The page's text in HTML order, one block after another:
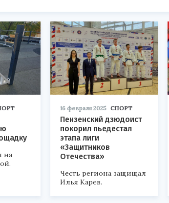
на
16 февраля 2025 СПОРТ
Пензенский дзюдоист
покорил пьедестал
этапа лиги
«Защитников
Отечества»
Честь региона защищал
Илья Карев.